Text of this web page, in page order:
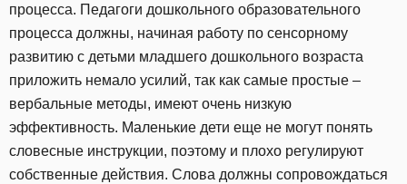
процесса. Педагоги дошкольного образовательного
процесса должны, начиная работу по сенсорному
развитию с детьми младшего дошкольного возраста
приложить немало усилий, так как самые простые –
вербальные методы, имеют очень низкую
эффективность. Маленькие дети еще не могут понять
словесные инструкции, поэтому и плохо регулируют
собственные действия. Слова должны сопровождаться